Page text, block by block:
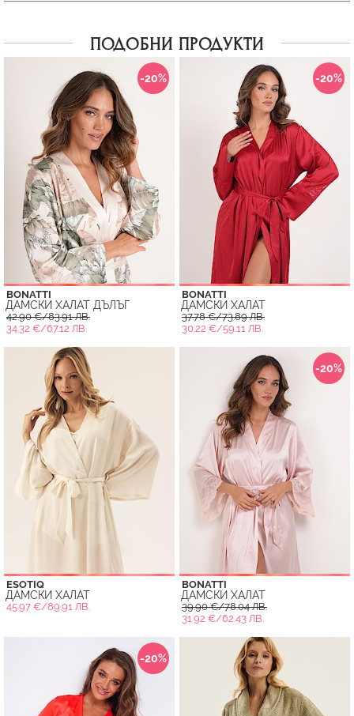
ПОДОБНИ ПРОДУКТИ
-20%
BONATTI
ДАМСКИ ХАЛАТ ДЪЛЪГ
42.90 €/83.91 ЛВ.
34.32 €/67.12 ЛВ.
-20%
BONATTI
ДАМСКИ ХАЛАТ
37.78 €/73.89 ЛВ.
30.22 €/59.11 ЛВ.
ESOTIQ
ДАМСКИ ХАЛАТ
45.97 €/89.91 ЛВ.
-20%
BONATTI
ДАМСКИ ХАЛАТ
39.90 €/78.04 ЛВ.
31.92 €/62.43 ЛВ.
-20%